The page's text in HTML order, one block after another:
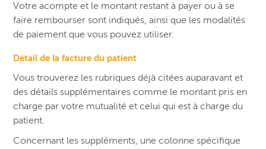
Votre acompte et le montant restant à payer ou à se
faire rembourser sont indiqués, ainsi que les modalités
de paiement que vous pouvez utiliser.
Détail de la facture du patient
Vous trouverez les rubriques déjà citées auparavant et
des détails supplémentaires comme le montant pris en
charge par votre mutualité et celui qui est à charge du
patient.
Concernant les suppléments, une colonne spécifique